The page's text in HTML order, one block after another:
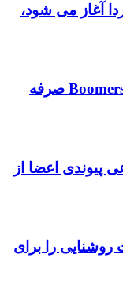
قهرمانان جهانی 2022 فردا آغاز می شود،
چرا Millennials ها باید دو برابر Boomers صرفه
پیوندی اعضا از
روشنایی را برای